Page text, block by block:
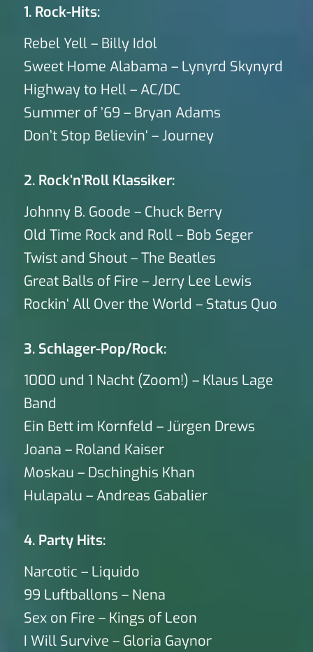
1. Rock-Hits:
Rebel Yell – Billy Idol
Sweet Home Alabama – Lynyrd Skynyrd
Highway to Hell – AC/DC
Summer of ’69 – Bryan Adams
Don’t Stop Believin‘ – Journey
2. Rock’n’Roll Klassiker:
Johnny B. Goode – Chuck Berry
Old Time Rock and Roll – Bob Seger
Twist and Shout – The Beatles
Great Balls of Fire – Jerry Lee Lewis
Rockin‘ All Over the World – Status Quo
3. Schlager-Pop/Rock:
1000 und 1 Nacht (Zoom!) – Klaus Lage
Band
Ein Bett im Kornfeld – Jürgen Drews
Joana – Roland Kaiser
Moskau – Dschinghis Khan
Hulapalu – Andreas Gabalier
4. Party Hits:
Narcotic – Liquido
99 Luftballons – Nena
Sex on Fire – Kings of Leon
I Will Survive – Gloria Gaynor